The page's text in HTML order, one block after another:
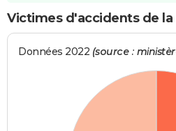
Victimes d'accidents de
Données 2022 (source :